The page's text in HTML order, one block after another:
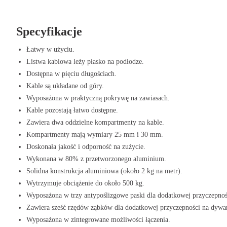
że jest wystarczająco wytrzymała do użytku w różnych miejscach pracy.
zaprojektowana tak, aby była odporna na zużycie, dzięki czemu można
Offeco Vloergoot Aluminiumjest prosta w użyciu. Nie wymaga
dziękiantypoślizgowej spodniej stronie
możliwości łączenia, które umożliwiają przedłużanie lub
można rynnę rozszerzyć do kątów 90 stopni, zarówno w płaszczyźnie
rozszerzające są dostępne na zamówienie.
Zalety Offeco Rynna Podłogowa
Łatwość użycia: Nie wymaga montażu, łatwa do położenia.
Różne długości: Dostępna w 5 długościach, aby idealnie dopasować
Bezpieczeństwo: Zapobiega ryzyku potknięcia przez luźno leżące
Zorganizowane kable: Dwa osobne przedziały dla zorganizowanego
Pokrywa na zawiasach: Zapewnia łatwy i szybki dostęp do kabli.
Wysoka jakość: Wykonane z 80% zrecyklingowanego aluminium dla
Specyfikacje
Łatwy w użyciu.
Listwa kablowa leży płasko na podłodze.
Dostępna w pięciu długościach.
Kable są układane od góry.
Wyposażona w praktyczną pokrywę na zawiasach.
Kable pozostają łatwo dostępne.
Zawiera dwa oddzielne kompartmenty na kable.
Kompartmenty mają wymiary 25 mm i 30 mm.
Doskonała jakość i odporność na zużycie.
Wykonana w 80% z przetworzonego aluminium.
Solidna konstrukcja aluminiowa (około 2 kg na metr).
Wytrzymuje obciążenie do około 500 kg.
Wyposażona w trzy antypoślizgowe paski dla dodatkowej
Zawiera sześć rzędów ząbków dla dodatkowej przyczepności na
Wyposażona w zintegrowane możliwości łączenia.